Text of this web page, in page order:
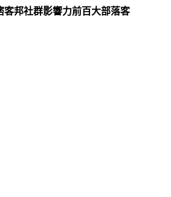
客邦社群影響力前百大部落客